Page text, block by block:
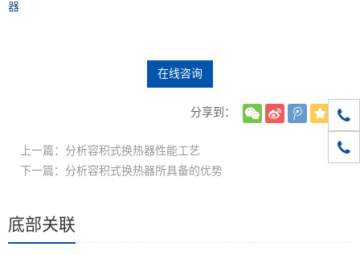
器
在线咨询
分享到：
上一篇：分析容积式换热器性能工艺
下一篇：分析容积式换热器所具备的优势
底部关联